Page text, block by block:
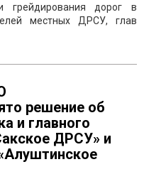
грейдирования дорог в
местных ДРСУ, глав
решение об
и главного
ДРСУ» и